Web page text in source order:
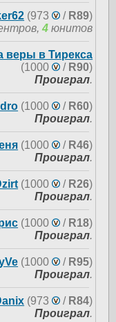
(973 / R89)
4 юнитов
веры в Тирекса
(1000
/ R90)
Проиграл.
(1000 / R60)
Проиграл.
(1000 / R46)
Проиграл.
(1000 / R26)
Проиграл.
(1000 / R18)
Проиграл.
(1000 / R95)
Проиграл.
(973 / R84)
Проиграл.